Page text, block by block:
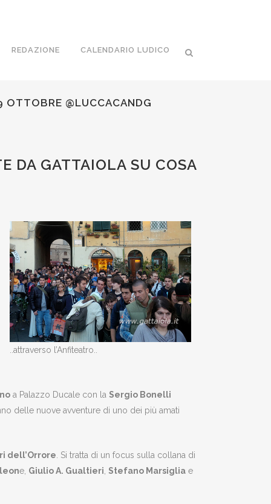
REDAZIONE CALENDARIO LUDICO
@LUCCACANDG
DA GATTAIOLA SU COSA
..attraverso l’Anfiteatro..
a Palazzo Ducale con la Sergio Bonelli
delle nuove avventure di uno dei più amati
dell’Orrore . Si tratta di un focus sulla collana di
e, Giulio A. Gualtieri Stefano Marsiglia e